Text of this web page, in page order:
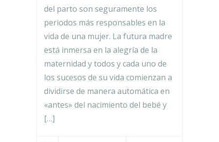
del parto son seguramente los
periodos más responsables en la
vida de una mujer. La futura madre
está inmersa en la alegría de la
maternidad y todos y cada uno de
los sucesos de su vida comienzan a
dividirse de manera automática en
«antes» del nacimiento del bebé y
[…]